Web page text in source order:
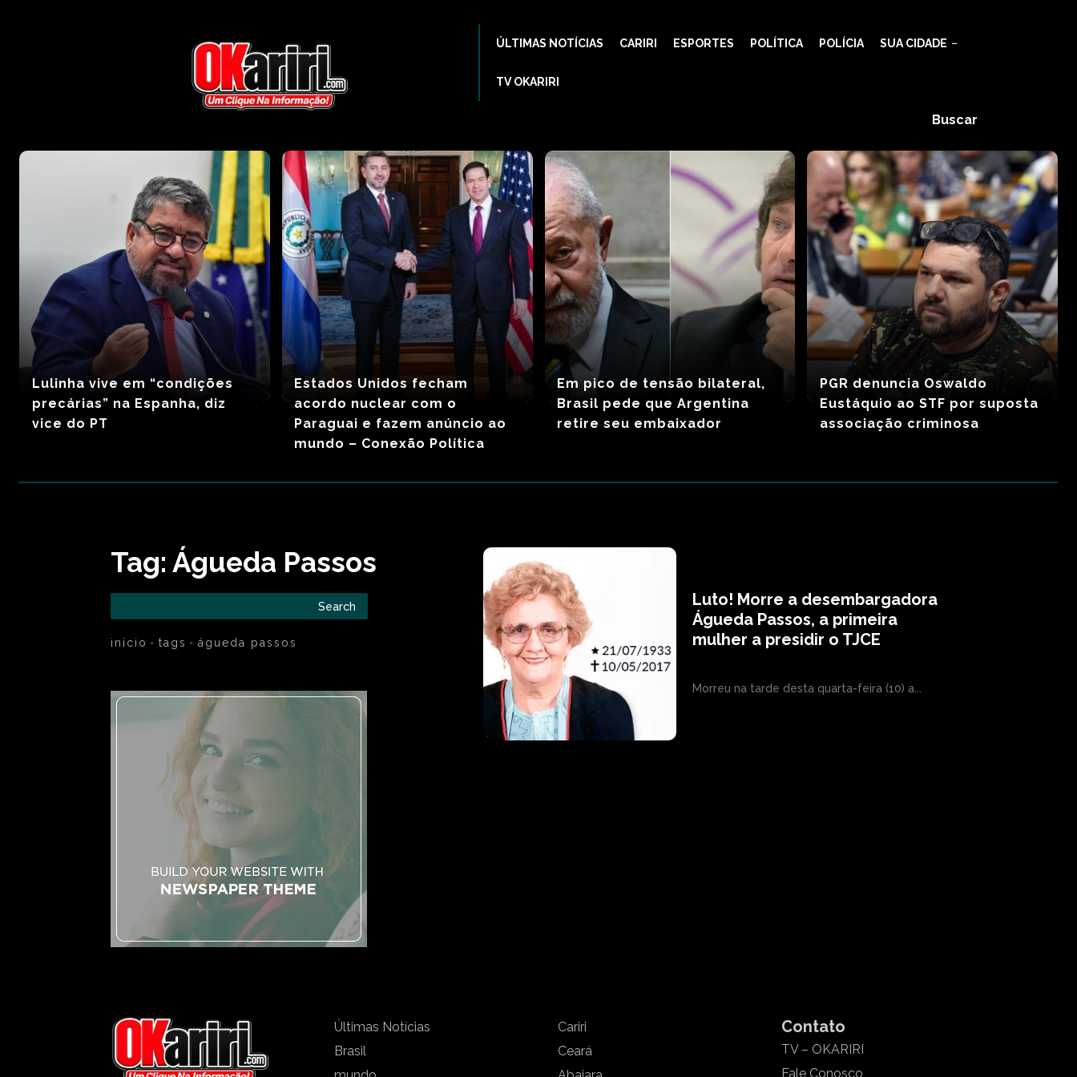
ÚLTIMAS NOTÍCIAS CARIRI ESPORTES POLÍTICA POLÍCIA SUA CIDADE
TV OKARIRI
Buscar
Lulinha vive em “condições
precárias” na Espanha, diz
vice do PT
Estados Unidos fecham
acordo nuclear com o
Paraguai e fazem anúncio ao
mundo – Conexão Política
Em pico de tensão bilateral,
Brasil pede que Argentina
retire seu embaixador
PGR denuncia Oswaldo
Eustáquio ao STF por suposta
associação criminosa
Tag: Águeda Passos
Search
início tags águeda passos
Luto! Morre a desembargadora
Águeda Passos, a primeira
mulher a presidir o TJCE
Morreu na tarde desta quarta-feira (10) a...
Últimas Notícias
Brasil
Cariri
Ceará
Contato
TV – OKARIRI
Fale Conosco